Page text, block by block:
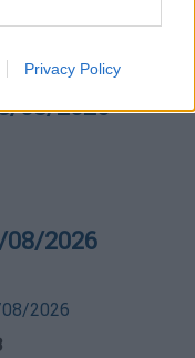
Privacy Policy
08/2026
08/2026